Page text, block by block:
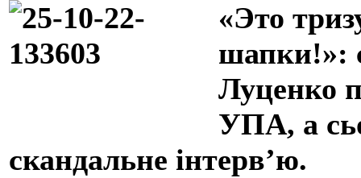
«Это
шапки!»:
Луценко
УПА, а
скандальне інтерв’ю.